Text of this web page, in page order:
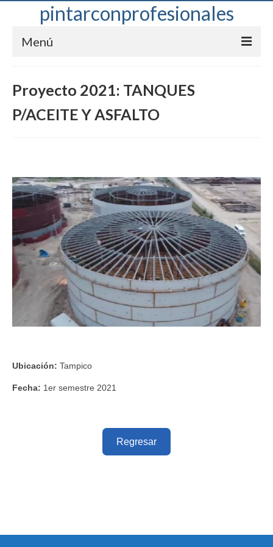
pintarconprofesionales
Menú
Servicios
Ubícanos
Contacto
Proyecto 2021: TANQUES
P/ACEITE Y ASFALTO
Ubicación: Tampico
Fecha: 1er semestre 2021
Regresar